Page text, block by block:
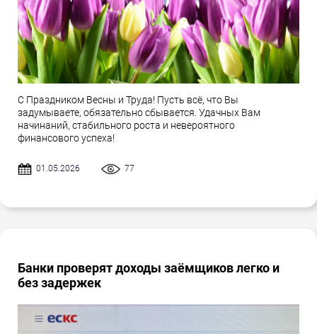
С Праздником Весны и Труда! Пусть всё, что Вы
задумываете, обязательно сбывается. Удачных Вам
начинаний, стабильного роста и невероятного
финансового успеха!
01.05.2026 77
Банки проверят доходы заёмщиков легко и
без задержек